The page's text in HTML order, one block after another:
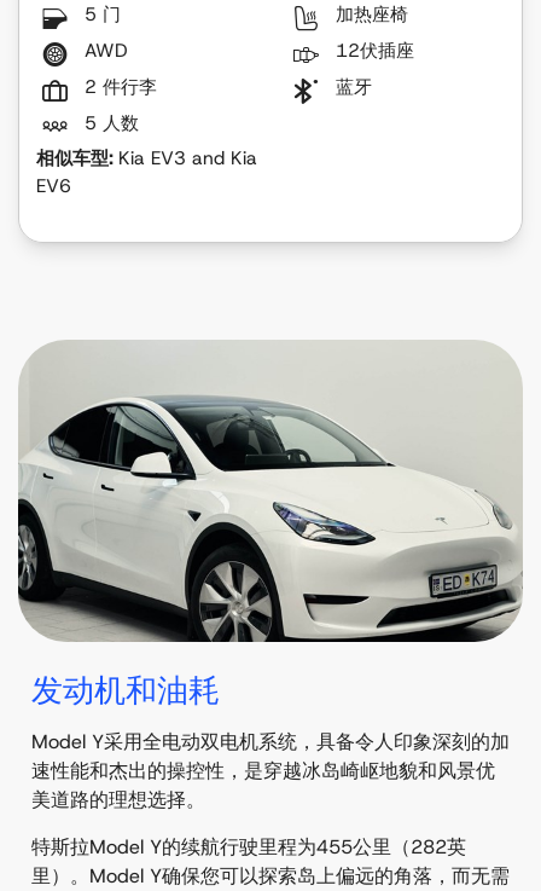
5 门
AWD
2 件行李
5 人数
相似车型: Kia EV3 and Kia
EV6
加热座椅
12伏插座
蓝牙
发动机和油耗
Model Y采用全电动双电机系统，具备令人印象深刻的加
速性能和杰出的操控性，是穿越冰岛崎岖地貌和风景优
美道路的理想选择。
特斯拉Model Y的续航行驶里程为455公里（282英
里）。Model Y确保您可以探索岛上偏远的角落，而无需